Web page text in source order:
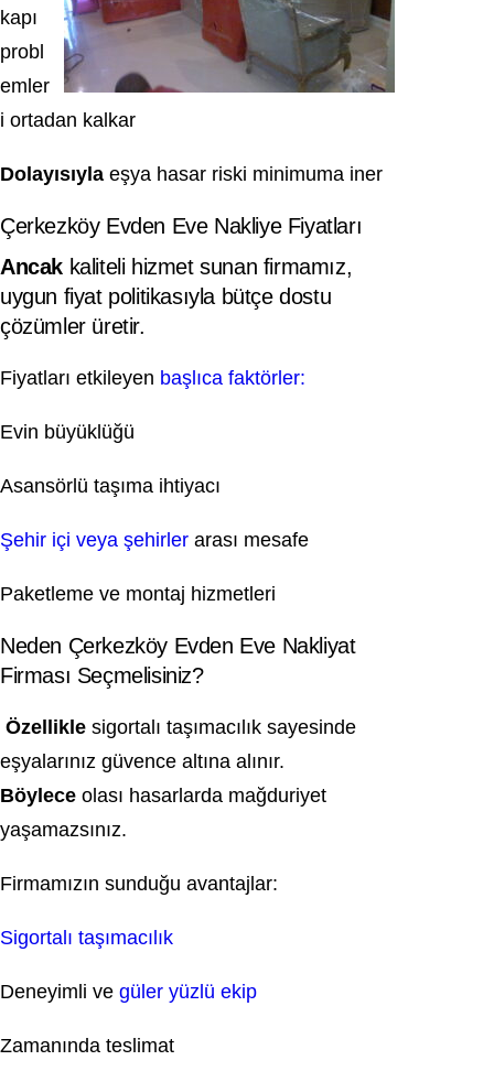
kapı
probl
emler
i ortadan kalkar
Dolayısıyla eşya hasar riski minimuma iner
Çerkezköy Evden Eve Nakliye Fiyatları
Ancak kaliteli hizmet sunan firmamız,
uygun fiyat politikasıyla bütçe dostu
çözümler üretir.
Fiyatları etkileyen başlıca faktörler:
Evin büyüklüğü
Asansörlü taşıma ihtiyacı
Şehir içi veya şehirler arası mesafe
Paketleme ve montaj hizmetleri
Neden Çerkezköy Evden Eve Nakliyat
Firması Seçmelisiniz?
Özellikle sigortalı taşımacılık sayesinde
eşyalarınız güvence altına alınır.
Böylece olası hasarlarda mağduriyet
yaşamazsınız.
Firmamızın sunduğu avantajlar:
Sigortalı taşımacılık
Deneyimli ve güler yüzlü ekip
Zamanında teslimat